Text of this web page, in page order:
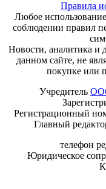
Правила
Любое
соблюдении правил
Новости, аналитика и
данном сайте, не
покупке или
Учредитель
Регистрационный
Главный
телефон
Юридическое